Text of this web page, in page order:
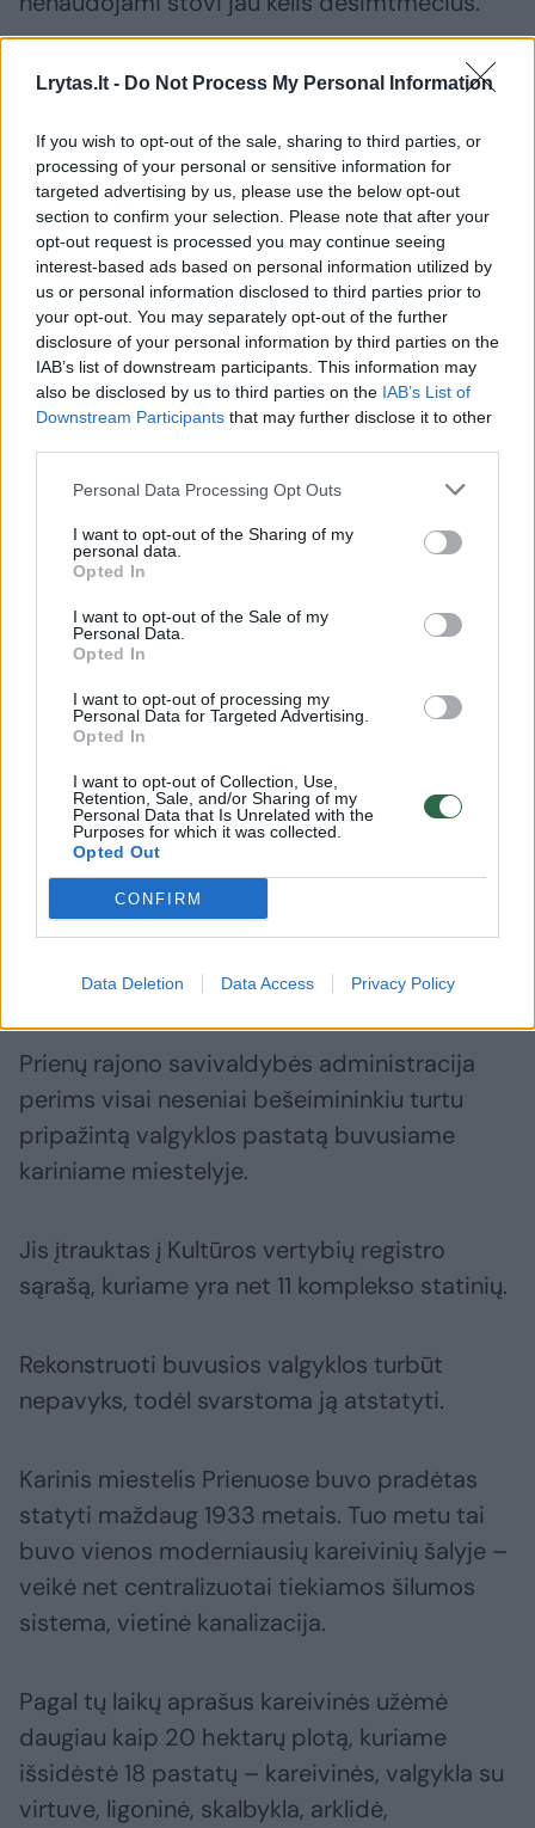
Lrytas.lt - Do Not Process My Personal Information
If you wish to opt-out of the sale, sharing to third parties, or
processing of your personal or sensitive information for
targeted advertising by us, please use the below opt-out
section to confirm your selection. Please note that after your
opt-out request is processed you may continue seeing
interest-based ads based on personal information utilized by
us or personal information disclosed to third parties prior to
your opt-out. You may separately opt-out of the further
disclosure of your personal information by third parties on the
IAB’s list of downstream participants. This information may
also be disclosed by us to third parties on the IAB’s List of
Downstream Participants that may further disclose it to other
Personal Data Processing Opt Outs
I want to opt-out of the Sharing of my
personal data.
Opted In
I want to opt-out of the Sale of my
Personal Data.
Opted In
I want to opt-out of processing my
Personal Data for Targeted Advertising.
Opted In
I want to opt-out of Collection, Use,
Retention, Sale, and/or Sharing of my
Personal Data that Is Unrelated with the
Purposes for which it was collected.
Opted Out
CONFIRM
Data Deletion Data Access Privacy Policy
Vis dėlto griuvenomis kartais virsta ir
kurių priežiūra niekas neužsiima.
Planai kartais subliūkšta
Kaskart perėmus bešeimininkį turtą tenka
spręsti rebusą – nugriauti statinį ar bandyti jį
parduoti ir dar šiek tiek uždirbti.
Būta atvejų, kai žmonės įsigijo tokius
statinius, tačiau jų atnaujinimas net
neprasidėjo. Galimybės priversti pirkėjus
imtis darbo – labai ribotos.
O rajono valdžia siekia, kad tokie pastatai
metus baigus ligoninės rekonstruciją Prienų
rajono valdžia nusprendė nugriauti ir jai
pačiai priklausiusį senąjį gydymo įstaigos
Valgyklą svarsto atstatyti
Prienų rajono savivaldybės administracija
perims visai neseniai bešeimininkiu turtu
pripažintą valgyklos pastatą buvusiame
kariniame miestelyje.
Jis įtrauktas į Kultūros vertybių registro
sąrašą, kuriame yra net 11 komplekso statinių.
Rekonstruoti buvusios valgyklos turbūt
nepavyks, todėl svarstoma ją atstatyti.
Karinis miestelis Prienuose buvo pradėtas
statyti maždaug 1933 metais. Tuo metu tai
buvo vienos moderniausių kareivinių šalyje –
veikė net centralizuotai tiekiamos šilumos
sistema, vietinė kanalizacija.
Pagal tų laikų aprašus kareivinės užėmė
daugiau kaip 20 hektarų plotą, kuriame
išsidėstė 18 pastatų – kareivinės, valgykla su
virtuve, ligoninė, skalbykla, arklidė,